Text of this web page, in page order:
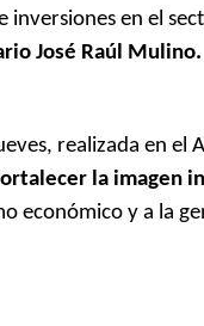
inversiones en el
José Raúl Mulino.
realizada en el
la imagen
económico y a la